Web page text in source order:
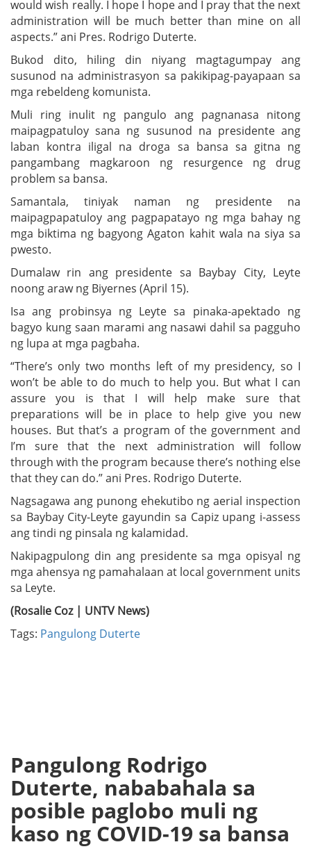
would wish really. I hope I hope and I pray that the next
administration will be much better than mine on all
aspects.” ani Pres. Rodrigo Duterte.
Bukod dito, hiling din niyang magtagumpay ang
susunod na administrasyon sa pakikipag-payapaan sa
mga rebeldeng komunista.
Muli ring inulit ng pangulo ang pagnanasa nitong
maipagpatuloy sana ng susunod na presidente ang
laban kontra iligal na droga sa bansa sa gitna ng
pangambang magkaroon ng resurgence ng drug
problem sa bansa.
Samantala, tiniyak naman ng presidente na
maipagpapatuloy ang pagpapatayo ng mga bahay ng
mga biktima ng bagyong Agaton kahit wala na siya sa
pwesto.
Dumalaw rin ang presidente sa Baybay City, Leyte
noong araw ng Biyernes (April 15).
Isa ang probinsya ng Leyte sa pinaka-apektado ng
bagyo kung saan marami ang nasawi dahil sa pagguho
ng lupa at mga pagbaha.
“There’s only two months left of my presidency, so I
won’t be able to do much to help you. But what I can
assure you is that I will help make sure that
preparations will be in place to help give you new
houses. But that’s a program of the government and
I’m sure that the next administration will follow
through with the program because there’s nothing else
that they can do.” ani Pres. Rodrigo Duterte.
Nagsagawa ang punong ehekutibo ng aerial inspection
sa Baybay City-Leyte gayundin sa Capiz upang i-assess
ang tindi ng pinsala ng kalamidad.
Nakipagpulong din ang presidente sa mga opisyal ng
mga ahensya ng pamahalaan at local government units
sa Leyte.
(Rosalie Coz | UNTV News)
Tags: Pangulong Duterte
Pangulong Rodrigo
Duterte, nababahala sa
posible paglobo muli ng
kaso ng COVID-19 sa bansa